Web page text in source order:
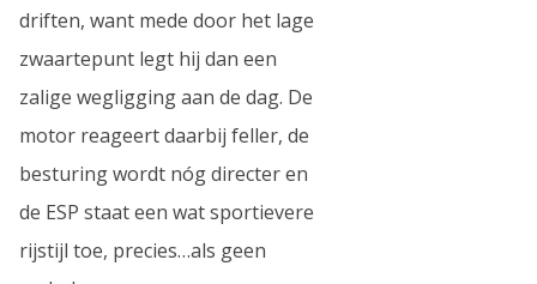
driften, want mede door het lage
zwaartepunt legt hij dan een
zalige wegligging aan de dag. De
motor reageert daarbij feller, de
besturing wordt nóg directer en
de ESP staat een wat sportievere
rijstijl toe, precies…als geen